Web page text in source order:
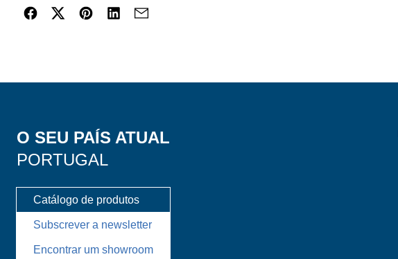
O SEU PAÍS ATUAL
PORTUGAL
Catálogo de produtos
Subscrever a newsletter
Encontrar um showroom